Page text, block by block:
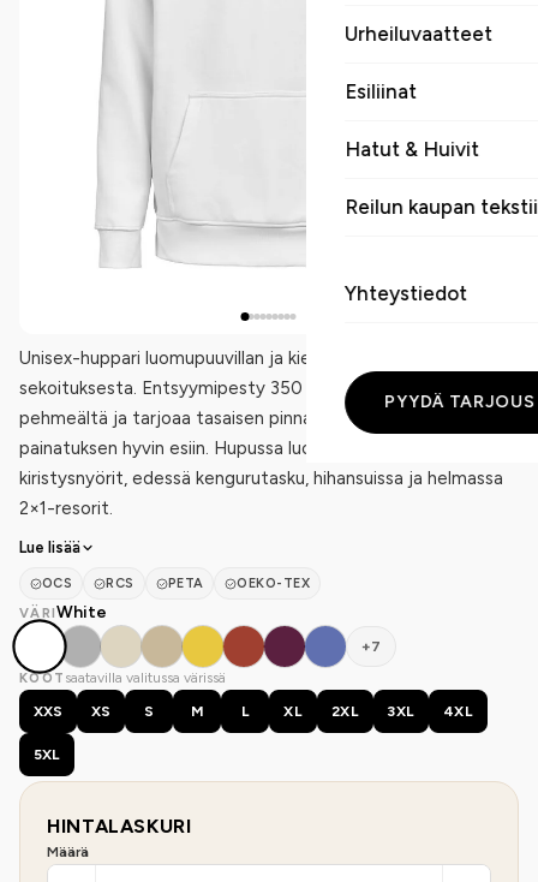
Urheiluvaatteet
Esiliinat
Hatut & Huivit
Reilun kaupan
Yhteystiedot
PYYDÄ TARJOUS
Unisex-huppari luomupuuvillan ja kierrätetyn polyesterin
sekoituksesta. Entsyymipesty 350 g/m² kangas tuntuu
pehmeältä ja tarjoaa tasaisen pinnan, joka tuo logon tai
painatuksen hyvin esiin. Hupussa luomupuuvillaiset
kiristysnyörit, edessä kengurutasku, hihansuissa ja helmassa
2×1-resorit.
Lue lisää
OCS RCS PETA
OEKO-TEX
VÄRIWhite
+7
KOOT saatavilla valitussa värissä
XXS
XS S M L XL 2XL 3XL 4XL
5XL
HINTALASKURI
Määrä